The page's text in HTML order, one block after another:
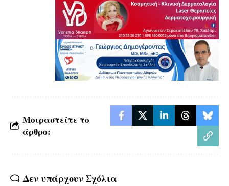
Μοιραστείτε το
άρθρο:
Δεν υπάρχουν Σχόλια